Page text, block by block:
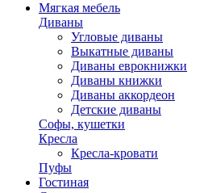
Мягкая мебель
Диваны
Угловые диваны
Выкатные диваны
Диваны еврокнижки
Диваны книжки
Диваны аккордеон
Детские диваны
Софы, кушетки
Кресла
Кресла-кровати
Пуфы
Гостиная